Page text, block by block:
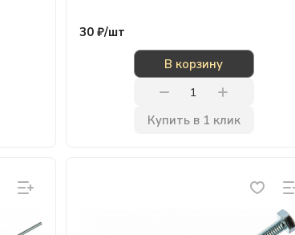
30 ₽/шт
В корзину
Купить в 1 клик